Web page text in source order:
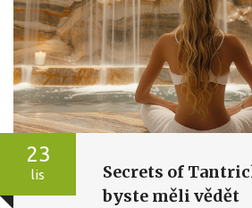
23
lis
Secrets of
byste měli vědět